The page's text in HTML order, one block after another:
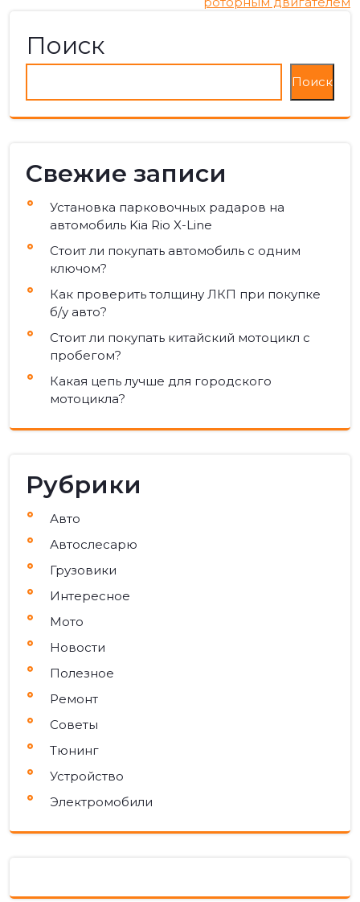
записям
Поиск
Поиск
Свежие записи
Установка парковочных радаров на
автомобиль Kia Rio X-Line
Стоит ли покупать автомобиль с одним
ключом?
Как проверить толщину ЛКП при покупке
б/у авто?
Стоит ли покупать китайский мотоцикл с
пробегом?
Какая цепь лучше для городского
мотоцикла?
Рубрики
Авто
Автослесарю
Грузовики
Интересное
Мото
Новости
Полезное
Ремонт
Советы
Тюнинг
Устройство
Электромобили